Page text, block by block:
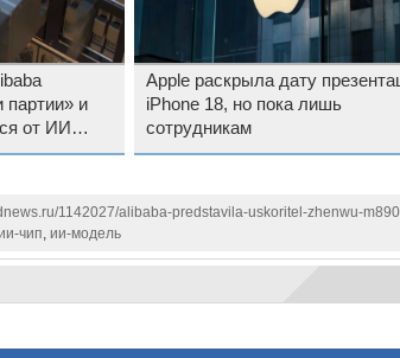
партии» и
от ИИ
Apple раскрыла дату
iPhone 18, но пока лишь
сотрудникам
1142027/alibaba-predstavila-uskoritel-zhenwu-
чип, ии-модель